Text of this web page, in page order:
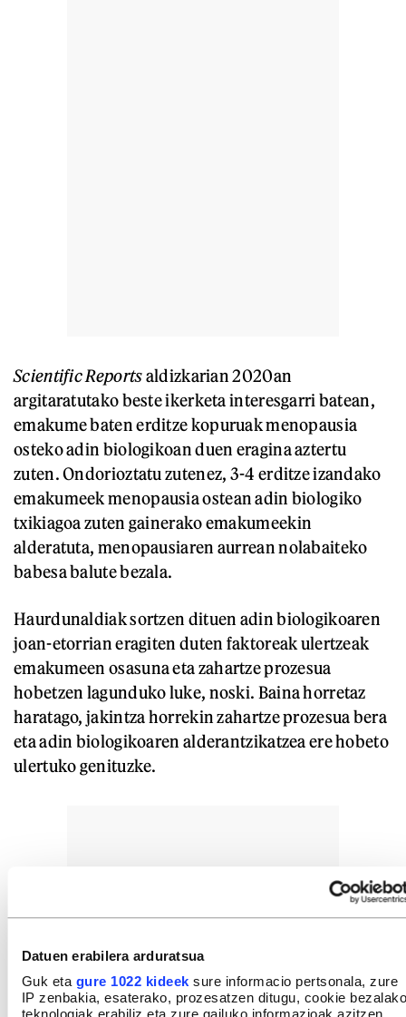
Datuen erabilera arduratsua
Guk eta gure 1022 kideek sure informacio pertsonala, zure
IP zenbakia, esaterako, prozesatzen ditugu, cookie bezalako
Scientific Reportsaldizkarian 2020an
argitaratutako beste ikerketa interesgarri batean,
emakume baten erditze kopuruak menopausia
osteko adin biologikoan duen eragina aztertu
zuten. Ondorioztatu zutenez, 3-4 erditze izandako
emakumeek menopausia ostean adin biologiko
txikiagoa zuten gainerako emakumeekin
alderatuta, menopausiaren aurrean nolabaiteko
babesa balute bezala.
Haurdunaldiak sortzen dituen adin biologikoaren
joan-etorrian eragiten duten faktoreak ulertzeak
emakumeen osasuna eta zahartze prozesua
hobetzen lagunduko luke, noski. Baina horretaz
haratago, jakintza horrekin zahartze prozesua bera
eta adin biologikoaren alderantzikatzea ere hobeto
ulertuko genituzke.